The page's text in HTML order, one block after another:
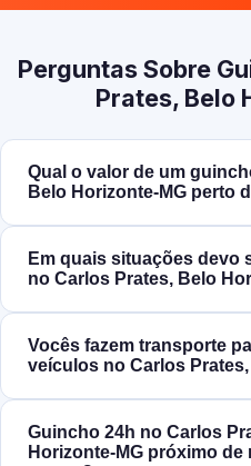
Perguntas Sobre
Prates, Belo
Qual o valor de um
Belo Horizonte‑MG perto
Em quais situações devo
no Carlos Prates, Belo
Vocês fazem transporte
veículos no Carlos
Guincho 24h no Carlos
Horizonte‑MG próximo